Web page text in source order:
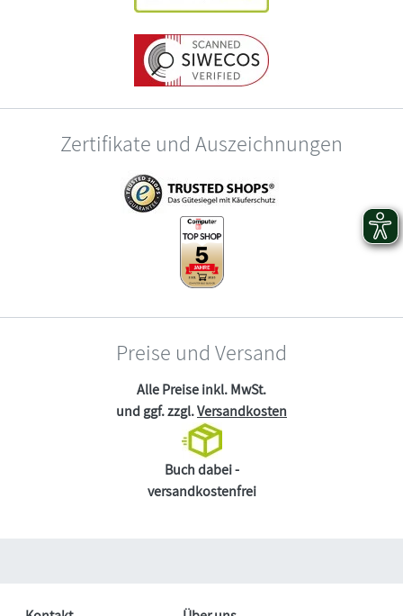
Zertifikate und Auszeichnungen
Preise und Versand
Alle Preise inkl. MwSt.
und ggf. zzgl.Versandkosten
Buch dabei -
versandkostenfrei